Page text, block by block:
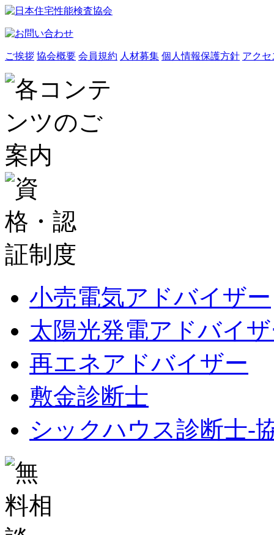
ご挨拶 協会概要 会員規約 人材募集 個人情報保護方針 アクセ
小売電気アドバイザー
太陽光発電アドバイ
再エネアドバイザー
敷金診断士
シックハウス診断士-